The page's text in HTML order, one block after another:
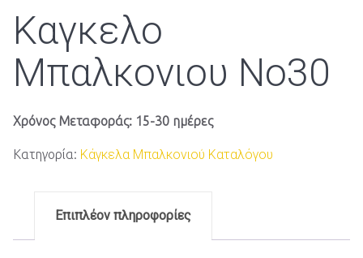
Καγκελο
Μπαλκονιου Νο30
Χρόνος Μεταφοράς: 15-30 ημέρες
Κατηγορία: Κάγκελα Μπαλκονιού Καταλόγου
Επιπλέον πληροφορίες